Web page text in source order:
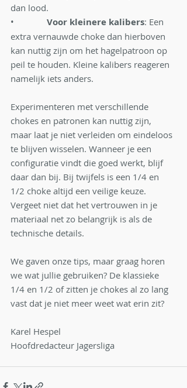
dan lood.
• Voor kleinere kalibers: Een
extra vernauwde choke dan hierboven
kan nuttig zijn om het hagelpatroon op
peil te houden. Kleine kalibers reageren
namelijk iets anders.
Experimenteren met verschillende
chokes en patronen kan nuttig zijn,
maar laat je niet verleiden om eindeloos
te blijven wisselen. Wanneer je een
configuratie vindt die goed werkt, blijf
daar dan bij. Bij twijfels is een 1/4 en
1/2 choke altijd een veilige keuze.
Vergeet niet dat het vertrouwen in je
materiaal net zo belangrijk is als de
technische details.
We gaven onze tips, maar graag horen
we wat jullie gebruiken? De klassieke
1/4 en 1/2 of zitten je chokes al zo lang
vast dat je niet meer weet wat erin zit?
Karel Hespel
Hoofdredacteur Jagersliga